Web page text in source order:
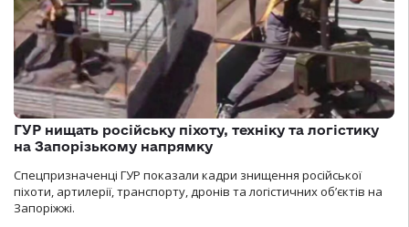
ГУР нищать російську піхоту, техніку та логістику
на Запорізькому напрямку
Спецпризначенці ГУР показали кадри знищення російської
піхоти, артилерії, транспорту, дронів та логістичних об’єктів на
Запоріжжі.